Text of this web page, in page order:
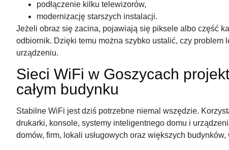
podłączenie kilku telewizorów,
modernizację starszych instalacji.
Jeżeli obraz się zacina, pojawiają się piksele albo część
odbiornik. Dzięki temu można szybko ustalić, czy problem
urządzeniu.
Sieci WiFi w Goszycach
całym budynku
Stabilne WiFi jest dziś potrzebne niemal wszędzie.
drukarki, konsole, systemy inteligentnego domu i
domów, firm, lokali usługowych oraz większych